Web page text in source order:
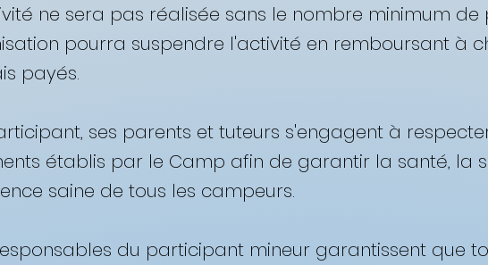
ne sera pas réalisée sans le nombre minimum de
pourra suspendre l'activité en remboursant à
payés.
ses parents et tuteurs s'engagent à
établis par le Camp afin de garantir la santé, la
saine de tous les campeurs.
du participant mineur garantissent que